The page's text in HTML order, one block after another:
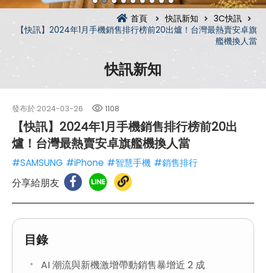
首頁 快訊新知
3C快訊
【快訊】2024年1月手機銷售排行榜前20出爐！台灣最熱賣安卓旗
艦機換人當
快訊新知
發布於 2024-03-26 1108
【快訊】2024年1月手機銷售排行榜前20出
爐！台灣最熱賣安卓旗艦機換人當
#SAMSUNG #iPhone #智慧手機 #銷售排行
分享給朋友
目錄
AI 潮流與新機激增帶動銷售暴增近 2 成